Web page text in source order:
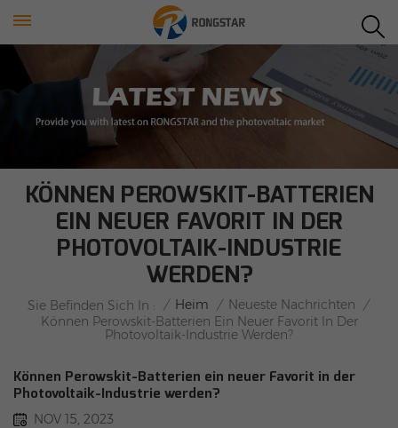
KÖNNEN PEROWSKIT-BATTERIEN
EIN NEUER FAVORIT IN DER
PHOTOVOLTAIK-INDUSTRIE
WERDEN?
Sie Befinden Sich In : / Heim / Neueste Nachrichten
/
Können Perowskit-Batterien Ein Neuer Favorit In Der
Photovoltaik-Industrie Werden?
Können Perowskit-Batterien ein neuer Favorit in der
Photovoltaik-Industrie werden?
NOV 15, 2023